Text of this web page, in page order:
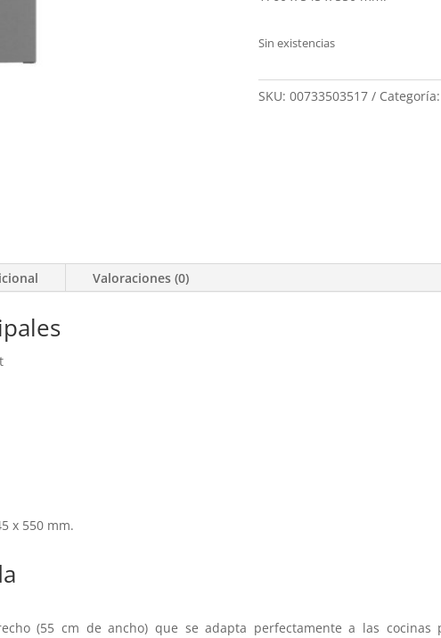
Sin existencias
SKU: 00733503517 Categoría:
Valoraciones (0)
x 550 mm.
(55 cm de ancho) que se adapta perfectamente a las cocinas